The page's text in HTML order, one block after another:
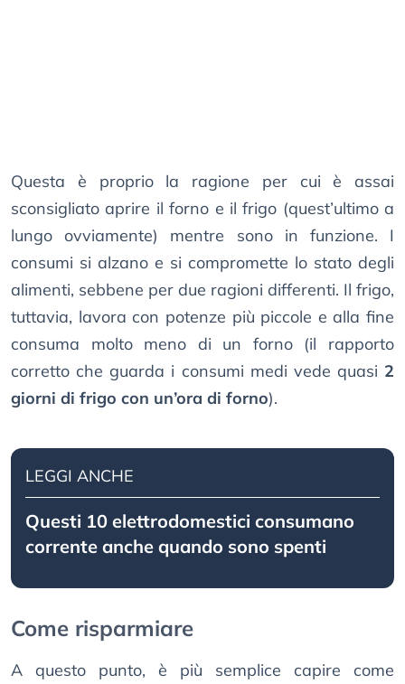
Questa è proprio la ragione per cui è assai
sconsigliato aprire il forno e il frigo (quest’ultimo a
lungo ovviamente) mentre sono in funzione. I
consumi si alzano e si compromette lo stato degli
alimenti, sebbene per due ragioni differenti. Il frigo,
tuttavia, lavora con potenze più piccole e alla fine
consuma molto meno di un forno (il rapporto
corretto che guarda i consumi medi vede quasi 2
giorni di frigo con un’ora di forno).
LEGGI ANCHE
Questi 10 elettrodomestici consumano
corrente anche quando sono spenti
Come risparmiare
A questo punto, è più semplice capire come